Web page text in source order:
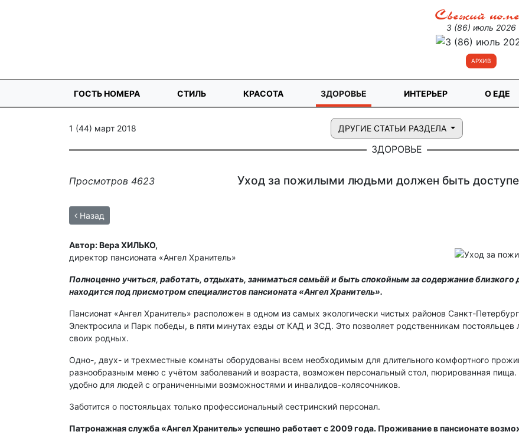
Свежий
3 (86) июль 2026
АРХИВ
ГОСТЬ НОМЕРА СТИЛЬ КРАСОТА ЗДОРОВЬЕ ИНТЕРЬЕР О ЕДЕ
1 (44) март 2018 ДРУГИЕ СТАТЬИ РАЗДЕЛА
ЗДОРОВЬЕ
Просмотров 4623 Уход за пожилыми людьми должен быть
Назад
Автор: Вера ХИЛЬКО,
директор пансионата «Ангел Хранитель»
Полноценно учиться, работать, отдыхать, заниматься семьёй и быть спокойным за содержание
находится под присмотром специалистов пансионата «Ангел Хранитель».
Пансионат «Ангел Хранитель» расположен в одном из самых экологически чистых районов Санкт-
Электросила и Парк победы, в пяти минутах езды от КАД и ЗСД. Это позволяет родственникам постояльцев
своих родных.
Одно-, двух- и трехместные комнаты оборудованы всем необходимым для длительного комфортного
разнообразным меню с учётом заболеваний и возраста, возможен персональный стол, пюрированная
удобно для людей с ограниченными возможностями и инвалидов-колясочников.
Заботится о постояльцах только профессиональный сестринский персонал.
Патронажная служба «Ангел Хранитель» успешно работает с 2009 года. Проживание в пансионате